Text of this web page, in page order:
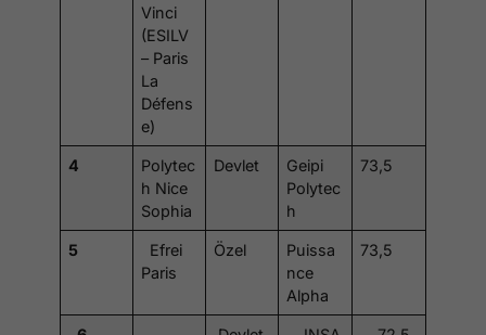
Vinci
(ESILV
– Paris
La
Défens
e)
4
Polytec
h Nice
Sophia
Devlet
Geipi
Polytec
h
73,5
5
Efrei
Paris
Özel
Puissa
nce
Alpha
73,5